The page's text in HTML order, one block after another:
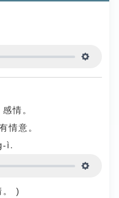
情。
情意。
ì.
。 )